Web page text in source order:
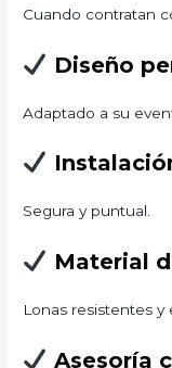
Cuando contratan
Diseño
Adaptado a su
Segura y puntual.
Material
Lonas resistentes y
Asesoría